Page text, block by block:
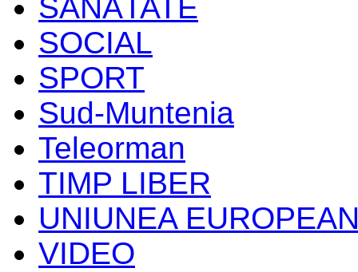
SĂNĂTATE
SOCIAL
SPORT
Sud-Muntenia
Teleorman
TIMP LIBER
UNIUNEA
VIDEO